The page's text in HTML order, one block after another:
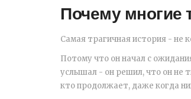
Почему многие
Самая трагичная история - не
Потому что он начал с
услышал - он решил, что он не
кто продолжает, даже когда